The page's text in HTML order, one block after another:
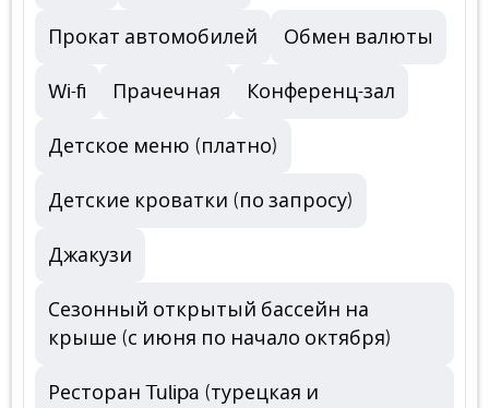
Прокат автомобилей Обмен валюты
Wi-fi Прачечная Конференц-зал
Детское меню (платно)
Детские кроватки (по запросу)
Джакузи
Сезонный открытый бассейн на
крыше (с июня по начало октября)
Ресторан Tulipa (турецкая и